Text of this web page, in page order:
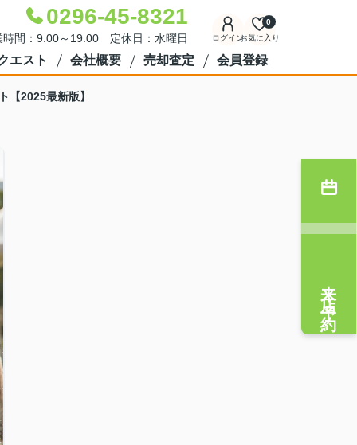
0296-45-8321
時間：9:00～19:00 定休日：水曜日 ログインお気に入り
0
エスト 会社概要 売却査定 会員登録
【2025最新版】
来店予約